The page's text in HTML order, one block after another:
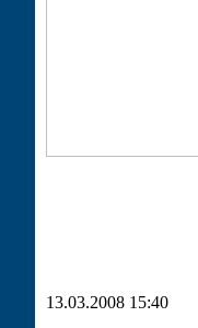
13.03.2008 15:40